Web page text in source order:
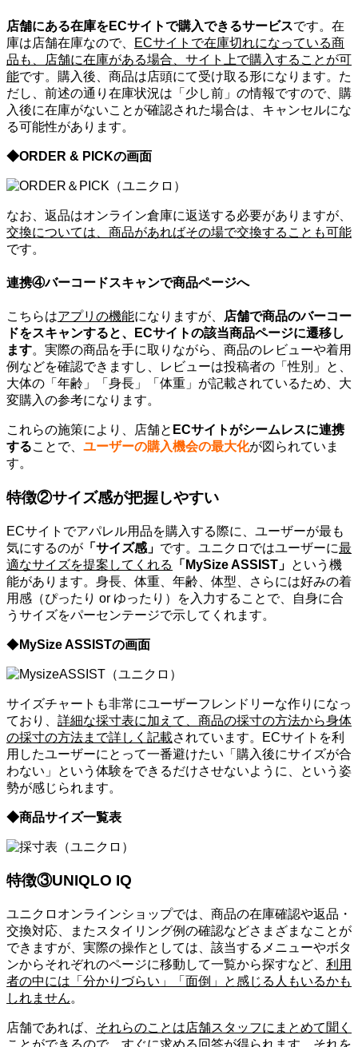
店舗にある在庫をECサイトで購入できるサービスです。在
庫は店舗在庫なので、
ECサイトで在庫切れになっている商
品も、店舗に在庫がある場合、サイト上で購入することが可
能です。購入後、商品は店頭にて受け取る形になります。た
だし、前述の通り在庫状況は「少し前」の情報ですので、購
入後に在庫がないことが確認された場合は、キャンセルにな
る可能性があります。
◆ORDER & PICKの画面
なお、返品はオンライン倉庫に返送する必要がありますが、
交換については、商品があればその場で交換することも可能
です。
連携④バーコードスキャンで商品ページへ
こちらはアプリの機能になりますが、
店舗で商品のバーコー
ドをスキャンすると、ECサイトの該当商品ページに遷移し
ます。実際の商品を手に取りながら、商品のレビューや着用
例などを確認できますし、レビューは投稿者の「性別」と、
大体の「年齢」「身長」「体重」が記載されているため、大
変購入の参考になります。
これらの施策により、店舗と ECサイトがシームレスに連携
することで、 ユーザーの購入機会の最大化が図られていま
す。
特徴②サイズ感が把握しやすい
ECサイトでアパレル用品を購入する際に、ユーザーが最も
気にするのが 「サイズ感」 です。ユニクロではユーザーに最
適なサイズを提案してくれる
「MySize ASSIST」 という機
能があります。身長、体重、年齢、体型、さらには好みの着
用感（ぴったり or ゆったり）を入力することで、自身に合
うサイズをパーセンテージで示してくれます。
◆MySize ASSISTの画面
サイズチャートも非常にユーザーフレンドリーな作りになっ
ており、 詳細な採寸表に加えて、商品の採寸の方法から身体
の採寸の方法まで詳しく記載されています。ECサイトを利
用したユーザーにとって一番避けたい「購入後にサイズが合
わない」という体験をできるだけさせないように、という姿
勢が感じられます。
◆商品サイズ一覧表
特徴③UNIQLO IQ
ユニクロオンラインショップでは、商品の在庫確認や返品・
交換対応、またスタイリング例の確認などさまざまなことが
できますが、実際の操作としては、該当するメニューやボタ
ンからそれぞれのページに移動して一覧から探すなど、 利用
者の中には「分かりづらい」「面倒」と感じる人もいるかも
しれません。
店舗であれば、 それらのことは店舗スタッフにまとめて聞く
ことができるので、すぐに求める回答が得られます 。それを